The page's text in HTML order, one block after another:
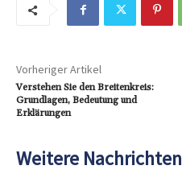
Vorheriger Artikel
Verstehen Sie den Breitenkreis:
Grundlagen, Bedeutung und
Erklärungen
Weitere Nachrichten